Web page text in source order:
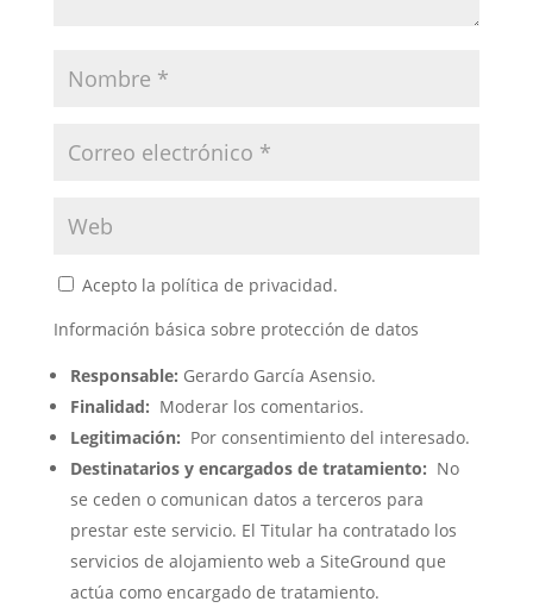
Acepto la política de privacidad.
Información básica sobre protección de datos
Responsable: Gerardo García Asensio.
Finalidad: Moderar los comentarios.
Legitimación: Por consentimiento del interesado.
Destinatarios y encargados de tratamiento: No
se ceden o comunican datos a terceros para
prestar este servicio. El Titular ha contratado los
servicios de alojamiento web a SiteGround que
actúa como encargado de tratamiento.